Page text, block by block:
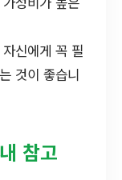
신에게 꼭 필
것이 좋습니
참고